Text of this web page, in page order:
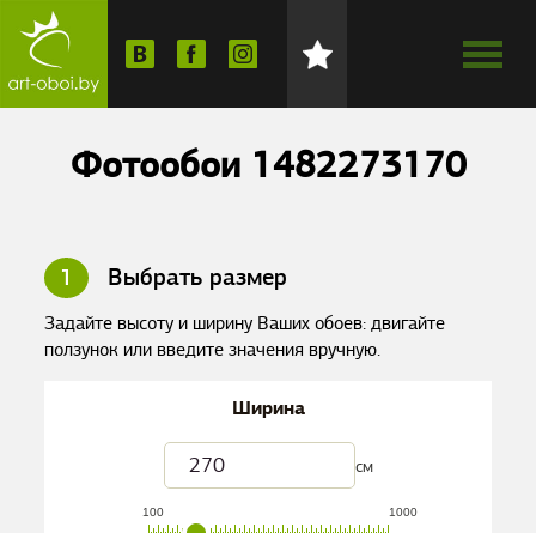
Фотообои 1482273170
1 Выбрать размер
Задайте высоту и ширину Ваших обоев: двигайте
ползунок или введите значения вручную.
Ширина
см
100 1000